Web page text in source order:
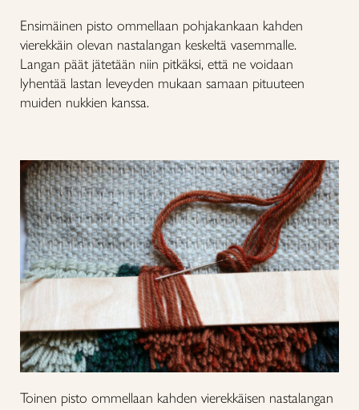
Ensimäinen pisto ommellaan pohjakankaan kahden
vierekkäin olevan nastalangan keskeltä vasemmalle.
Langan päät jätetään niin pitkäksi, että ne voidaan
lyhentää lastan leveyden mukaan samaan pituuteen
muiden nukkien kanssa.
Toinen pisto ommellaan kahden vierekkäisen nastalangan